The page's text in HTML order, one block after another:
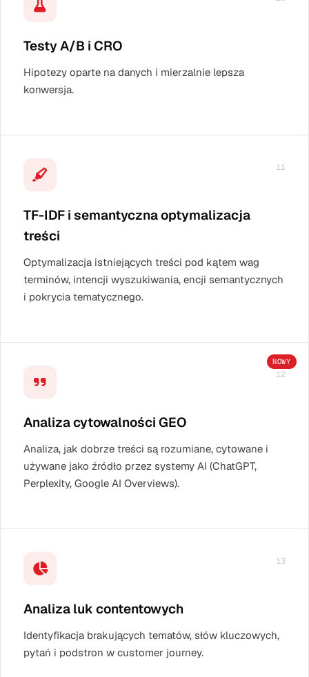
Testy A/B i CRO
Hipotezy oparte na danych i mierzalnie lepsza
konwersja.
11
TF-IDF i semantyczna optymalizacja
treści
Optymalizacja istniejących treści pod kątem wag
terminów, intencji wyszukiwania, encji semantycznych
i pokrycia tematycznego.
NOWY
12
Analiza cytowalności GEO
Analiza, jak dobrze treści są rozumiane, cytowane i
używane jako źródło przez systemy AI (ChatGPT,
Perplexity, Google AI Overviews).
13
Analiza luk contentowych
Identyfikacja brakujących tematów, słów kluczowych,
pytań i podstron w customer journey.